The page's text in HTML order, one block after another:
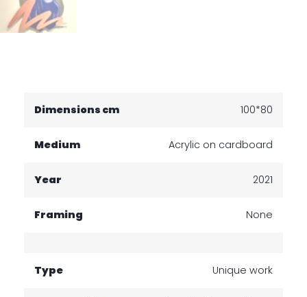
Dimensions cm 100*80
Medium Acrylic on cardboard
Year 2021
Framing None
Type Unique work